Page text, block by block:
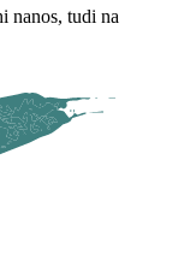
nanos, tudi na